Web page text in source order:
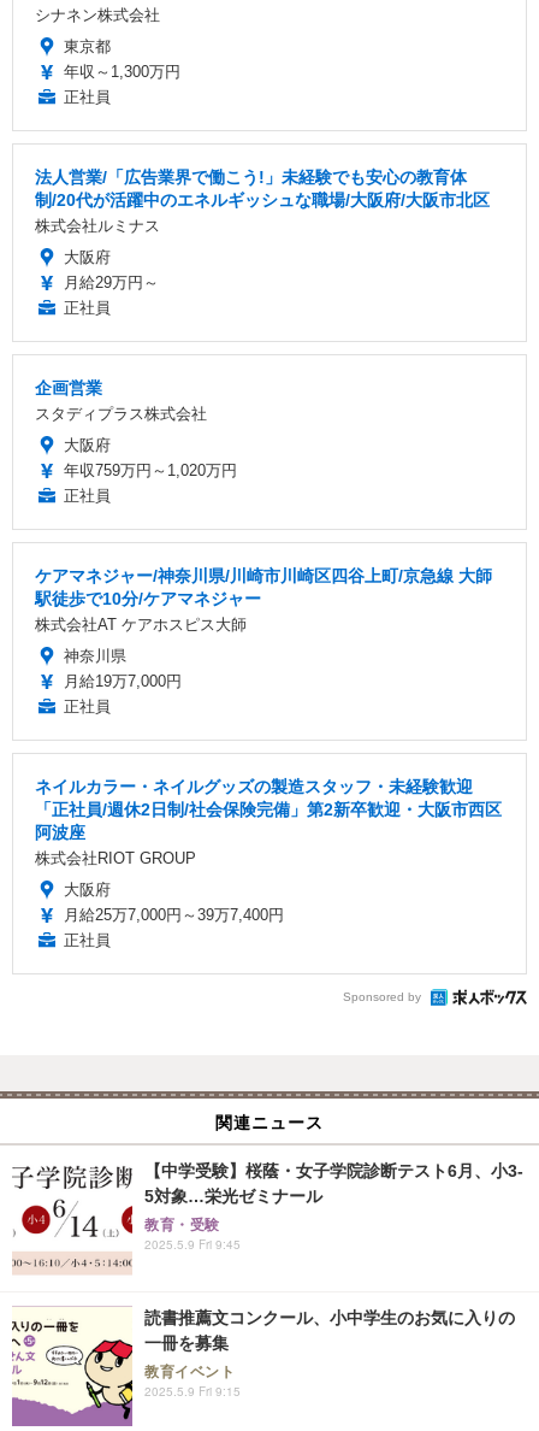
シナネン株式会社
東京都
年収～1,300万円
正社員
法人営業/「広告業界で働こう!」未経験でも安心の教育体
制/20代が活躍中のエネルギッシュな職場/大阪府/大阪市北区
株式会社ルミナス
大阪府
月給29万円～
正社員
企画営業
スタディプラス株式会社
大阪府
年収759万円～1,020万円
正社員
ケアマネジャー/神奈川県/川崎市川崎区四谷上町/京急線 大師
駅徒歩で10分/ケアマネジャー
株式会社AT ケアホスピス大師
神奈川県
月給19万7,000円
正社員
ネイルカラー・ネイルグッズの製造スタッフ・未経験歓迎
「正社員/週休2日制/社会保険完備」第2新卒歓迎・大阪市西区
阿波座
株式会社RIOT GROUP
大阪府
月給25万7,000円～39万7,400円
正社員
Sponsored by
関連ニュース
【中学受験】桜蔭・女子学院診断テスト6月、小3-
5対象…栄光ゼミナール
教育・受験
2025.5.9 Fri 9:45
読書推薦文コンクール、小中学生のお気に入りの
一冊を募集
教育イベント
2025.5.9 Fri 9:15